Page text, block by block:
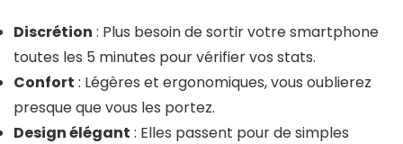
Discrétion : Plus besoin de sortir votre smartphone
toutes les 5 minutes pour vérifier vos stats.
Confort : Légères et ergonomiques, vous oublierez
presque que vous les portez.
Design élégant : Elles passent pour de simples